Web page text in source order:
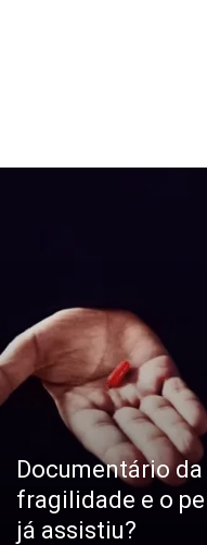
Documentário
fragilidade e o
já assistiu?